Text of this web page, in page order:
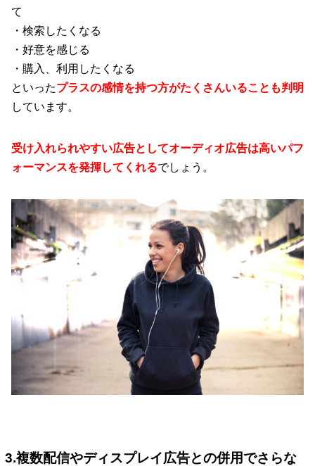
て
・検索したくなる
・好意を感じる
・購入、利用したくなる
といったプラスの感情を持つ方がたくさんいることも判明
しています。
受け入れられやすい広告としてオーディオ広告は高いパフ
ォーマンスを発揮してくれるでしょう。
3.複数配信やディスプレイ広告との併用でさらな